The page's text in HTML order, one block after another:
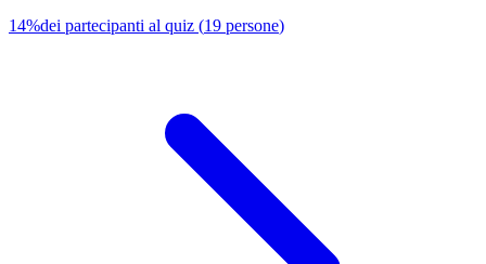
14%dei partecipanti al quiz (19 persone)